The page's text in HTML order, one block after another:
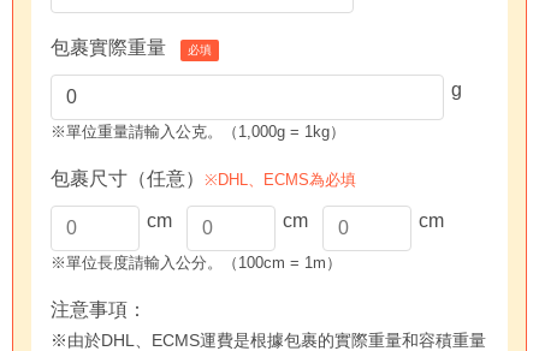
包裹實際重量 必填
g
※單位重量請輸入公克。（1,000g = 1kg）
包裹尺寸（任意）※DHL、ECMS為必填
cm cm cm
※單位長度請輸入公分。（100cm = 1m）
注意事項：
※由於DHL、ECMS運費是根據包裹的實際重量和容積重量